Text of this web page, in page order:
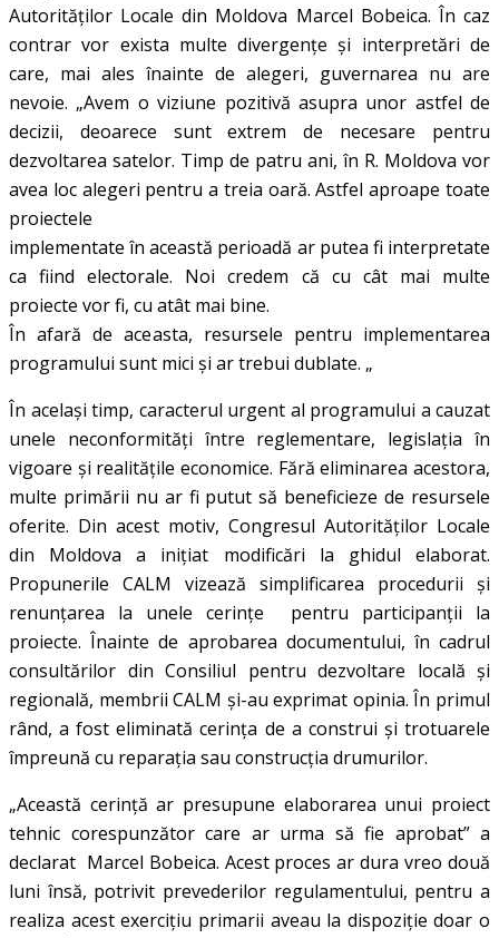
Autorităților Locale din Moldova Marcel Bobeica. În caz
contrar vor exista multe divergențe și interpretări de
care, mai ales înainte de alegeri, guvernarea nu are
nevoie. „Avem o viziune pozitivă asupra unor astfel de
decizii, deoarece sunt extrem de necesare pentru
dezvoltarea satelor. Timp de patru ani, în R. Moldova vor
avea loc alegeri pentru a treia oară. Astfel aproape toate
proiectele
implementate în această perioadă ar putea fi interpretate
ca fiind electorale. Noi credem că cu cât mai multe
proiecte vor fi, cu atât mai bine.
În afară de aceasta, resursele pentru implementarea
programului sunt mici și ar trebui dublate. „
În același timp, caracterul urgent al programului a cauzat
unele neconformități între reglementare, legislația în
vigoare și realitățile economice. Fără eliminarea acestora,
multe primării nu ar fi putut să beneficieze de resursele
oferite. Din acest motiv, Congresul Autorităților Locale
din Moldova a inițiat modificări la ghidul elaborat.
Propunerile CALM vizează simplificarea procedurii și
renunțarea la unele cerințe pentru participanții la
proiecte. Înainte de aprobarea documentului, în cadrul
consultărilor din Consiliul pentru dezvoltare locală și
regională, membrii CALM și-au exprimat opinia. În primul
rând, a fost eliminată cerința de a construi și trotuarele
împreună cu reparația sau construcția drumurilor.
„Această cerință ar presupune elaborarea unui proiect
tehnic corespunzător care ar urma să fie aprobat” a
declarat Marcel Bobeica. Acest proces ar dura vreo două
luni însă, potrivit prevederilor regulamentului, pentru a
realiza acest exercițiu primarii aveau la dispoziție doar o